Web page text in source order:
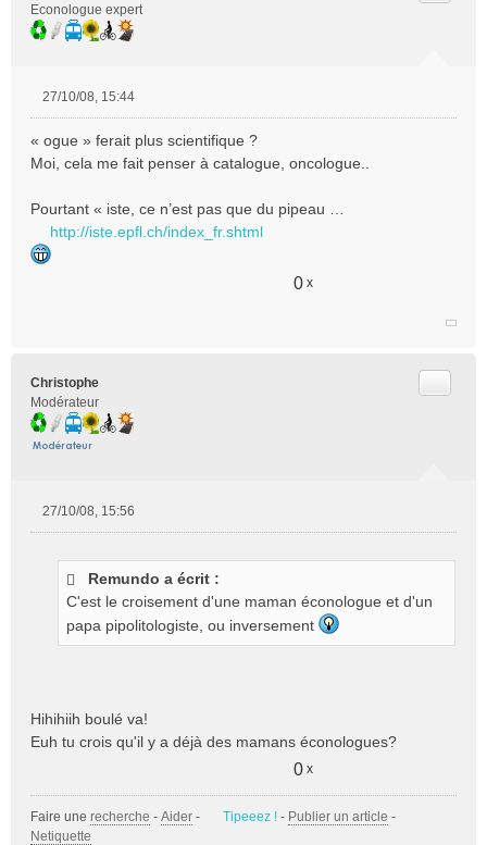
Econologue expert
s
s
g
n
o
27/10/08, 15:44
« ogue » ferait plus scientifique ?
Moi, cela me fait penser à catalogue, oncologue..
Pourtant « iste, ce n’est pas que du pipeau …
http://iste.epfl.ch/index_fr.shtml
0 x
Christophe
Modérateur
l
u
27/10/08, 15:56
Remundo a écrit :
C'est le croisement d'une maman éconologue et d'un
papa pipolitologiste, ou inversement
Hihihiih boulé va!
Euh tu crois qu'il y a déjà des mamans éconologues?
0 x
Faire une recherche - Aider - Tipeeez ! - Publier un article -
Netiquette